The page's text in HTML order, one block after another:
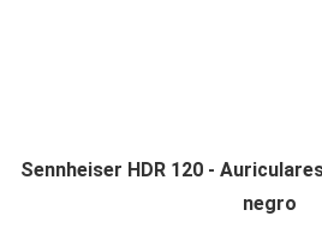
Sennheiser HDR 120 -
negro